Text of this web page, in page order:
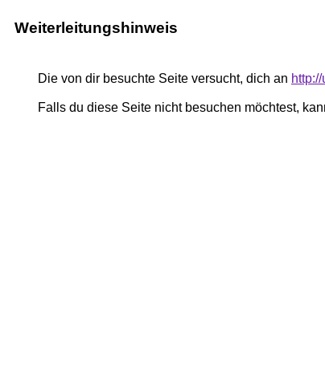
Weiterleitungshinweis
Die von dir besuchte Seite versucht, dich an
Falls du diese Seite nicht besuchen möchtest,